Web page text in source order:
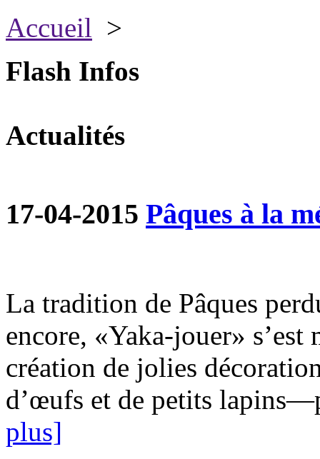
Accueil >
Flash Infos
Actualités
17-04-2015 Pâques à la
La tradition de Pâques
encore, «Yaka-jouer»
création de jolies
d’œufs et de petits
plus]